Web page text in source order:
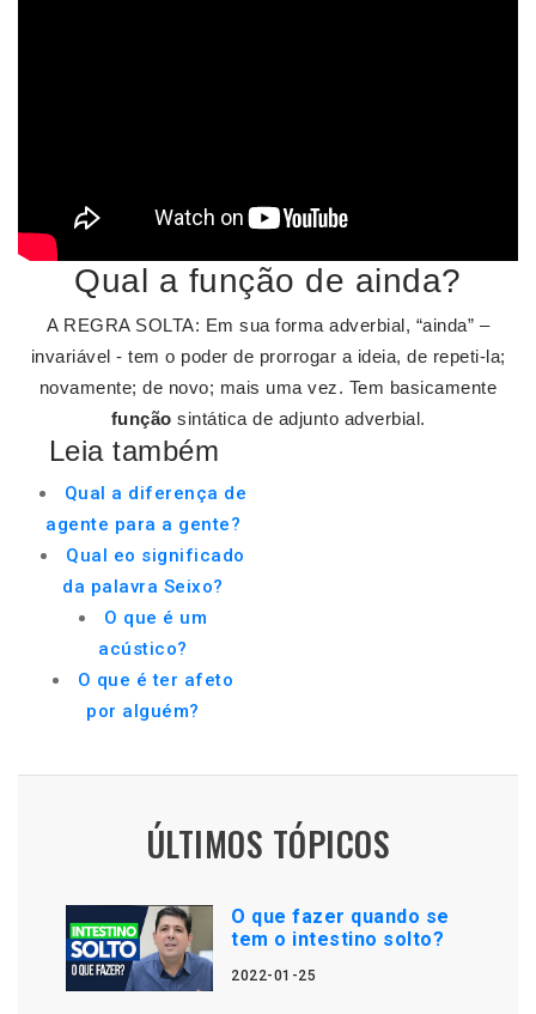
Qual a função de ainda?
A REGRA SOLTA: Em sua forma adverbial, “ainda” –
invariável - tem o poder de prorrogar a ideia, de repeti-la;
novamente; de novo; mais uma vez. Tem basicamente
função sintática de adjunto adverbial.
Leia também
Qual a diferença de
agente para a gente?
Qual eo significado
da palavra Seixo?
O que é um
acústico?
O que é ter afeto
por alguém?
ÚLTIMOS TÓPICOS
O que fazer quando se
tem o intestino solto?
2022-01-25